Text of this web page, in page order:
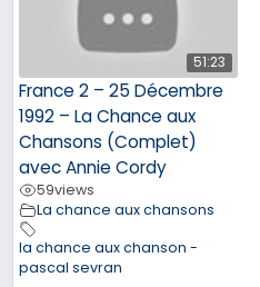
51:23
France 2 – 25 Décembre
1992 – La Chance aux
Chansons (Complet)
avec Annie Cordy
59views
La chance aux chansons
la chance aux chanson -
pascal sevran